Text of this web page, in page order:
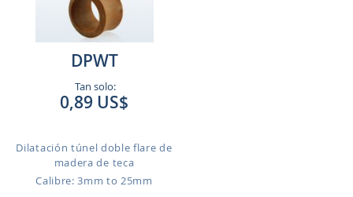
DPWT
Tan solo:
0,89 US$
Dilatación túnel doble flare de
madera de teca
Calibre: 3mm to 25mm